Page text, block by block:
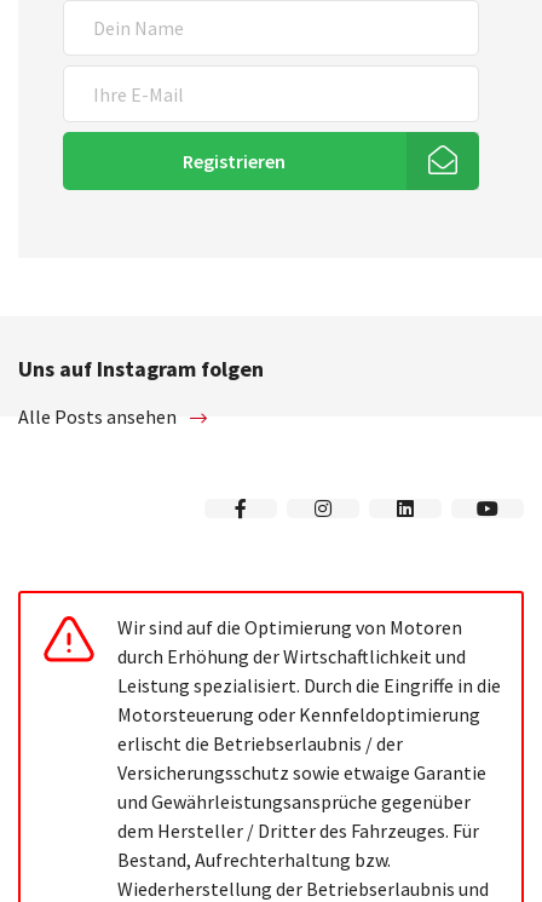
Registrieren
Uns auf Instagram folgen
Alle Posts ansehen
Wir sind auf die Optimierung von Motoren
durch Erhöhung der Wirtschaftlichkeit und
Leistung spezialisiert. Durch die Eingriffe in die
Motorsteuerung oder Kennfeldoptimierung
erlischt die Betriebserlaubnis / der
Versicherungsschutz sowie etwaige Garantie
und Gewährleistungsansprüche gegenüber
dem Hersteller / Dritter des Fahrzeuges. Für
Bestand, Aufrechterhaltung bzw.
Wiederherstellung der Betriebserlaubnis und